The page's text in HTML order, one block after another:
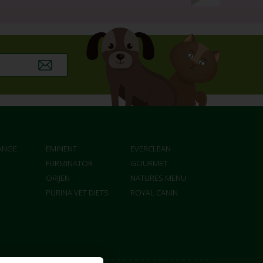
EMINENT
EVERCLEAN
FURMINATOR
GOURMET
ORIJEN
NATURES MENU
PURINA VET DIETS
ROYAL CANIN